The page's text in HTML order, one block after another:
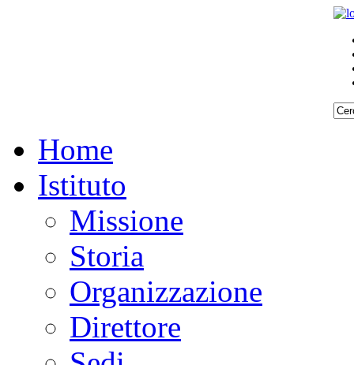
Home
Istituto
Missione
Storia
Organizzazione
Direttore